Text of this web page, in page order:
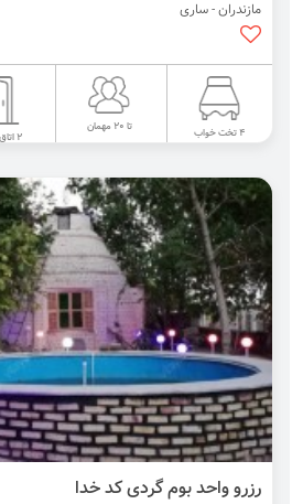
مازندران - ساری
4 تخت خواب تا 20 مهمان
2 اتاق خواب
رزرو واحد بوم گردی کد خدا